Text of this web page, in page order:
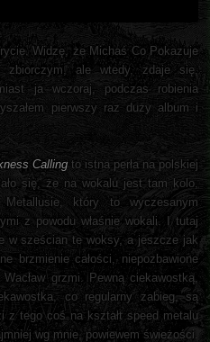
Widzę, że Michaś Co Pokazuje
ale wtedy, zdaje się,
ja wczoraj, podczas robienia
pierwszy raz duży album i
Calling to istna perła na polskiej
się, że na wokalu jest tam kolo,
który to wyczesanym
z powodu właśnie wokali. I tutaj
w sześcian te woksy, a jeszcze jak
brzmienie całości, niepozbawione
grzmi. Pewną ciekawostką,
co regularny zabieg, są
z tego coś na kształt speed metalu
wg mnie, powiewem świeżości.